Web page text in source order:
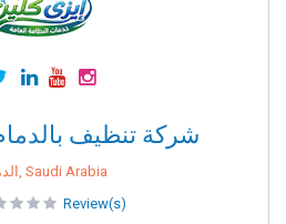
شركة تنظيف
الدمام, Saudi Arabia
Review(s)